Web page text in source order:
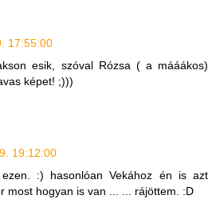
17:55:00
esik, szóval Rózsa ( a mááákos)
képet! ;)))
19:12:00
:) hasonlóan Vekához én is azt
most hogyan is van ... ... rájöttem. :D